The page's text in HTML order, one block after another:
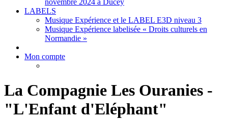
novembre 2024 à Ducey
LABELS
Musique Expérience et le LABEL E3D niveau 3
Musique Expérience labelisée « Droits culturels en
Normandie »
Mon compte
La Compagnie Les Ouranies -
"L'Enfant d'Eléphant"